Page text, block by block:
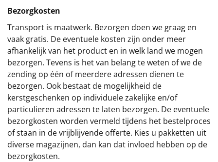
Bezorgkosten
Transport is maatwerk. Bezorgen doen we graag en
vaak gratis. De eventuele kosten zijn onder meer
afhankelijk van het product en in welk land we mogen
bezorgen. Tevens is het van belang te weten of we de
zending op één of meerdere adressen dienen te
bezorgen. Ook bestaat de mogelijkheid de
kerstgeschenken op individuele zakelijke en/of
particulieren adressen te laten bezorgen. De eventuele
bezorgkosten worden vermeld tijdens het bestelproces
of staan in de vrijblijvende offerte. Kies u pakketten uit
diverse magazijnen, dan kan dat invloed hebben op de
bezorgkosten.